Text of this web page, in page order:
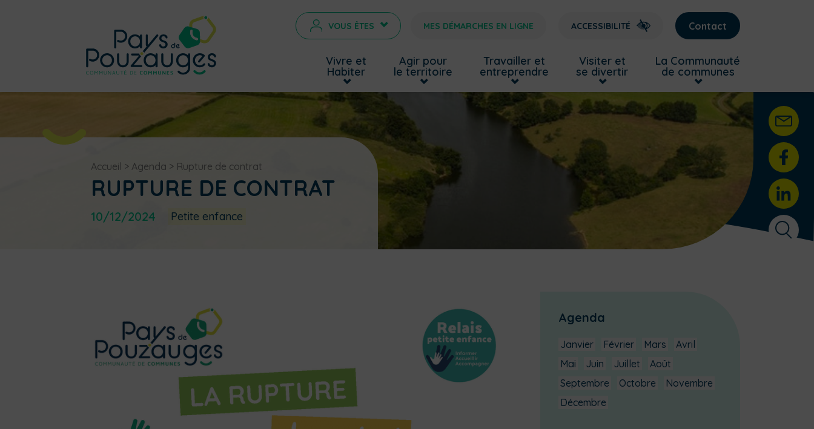
VOUS ÊTES > MES DÉMARCHES EN LIGNE ACCESSIBILITÉ Contact
Vivre et
Habiter
Agir pour
le territoire
Travailler et
entreprendre
Visiter et
se divertir
La Communauté
de communes
Accueil > Agenda > Rupture de contrat
RUPTURE DE CONTRAT
10/12/2024 Petite enfance
Agenda
Janvier Février Mars
Avril
Mai
Juin Juillet
Août
Septembre
Octobre
Novembre
Décembre